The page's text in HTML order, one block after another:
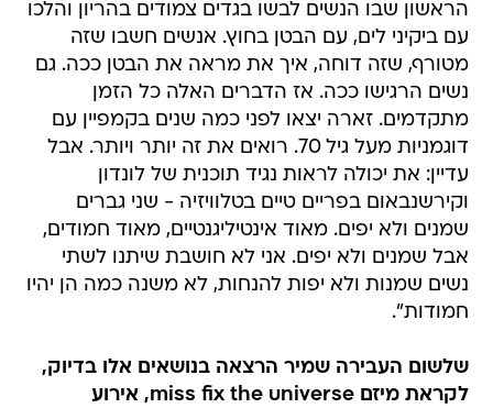
הראשון שבו הנשים לבשו בגדים צמודים בהריון והלכו
עם ביקיני לים, עם הבטן בחוץ. אנשים חשבו שזה
מטורף, שזה דוחה, איך את מראה את הבטן ככה. גם
נשים הרגישו ככה. אז הדברים האלה כל הזמן
מתקדמים. זארה יצאו לפני כמה שנים בקמפיין עם
דוגמניות מעל גיל 70. רואים את זה יותר ויותר. אבל
עדיין: את יכולה לראות נגיד תוכנית של לונדון
וקירשנבאום בפריים טיים בטלוויזיה - שני גברים
שמנים ולא יפים. מאוד אינטיליגנטיים, מאוד חמודים,
אבל שמנים ולא יפים. אני לא חושבת שיתנו לשתי
נשים שמנות ולא יפות להנחות, לא משנה כמה הן יהיו
חמודות".
שלשום העבירה שמיר הרצאה בנושאים אלו בדיוק,
לקראת מיזם miss fix the universe, אירוע